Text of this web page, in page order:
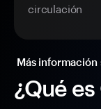
¿Qué
circulación
Más información